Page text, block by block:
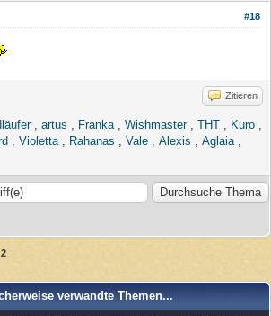
#18
Zitieren
, artus Franka Wishmaster, THT Kuro
Violetta Rahanas Vale Alexis Aglaia
2
verwandte Themen...